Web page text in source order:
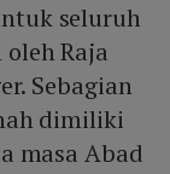
seluruh
Raja
Sebagian
dimiliki
masa Abad